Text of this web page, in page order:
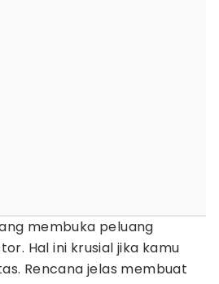
membuka peluang
Hal ini krusial jika kamu
Rencana jelas membuat